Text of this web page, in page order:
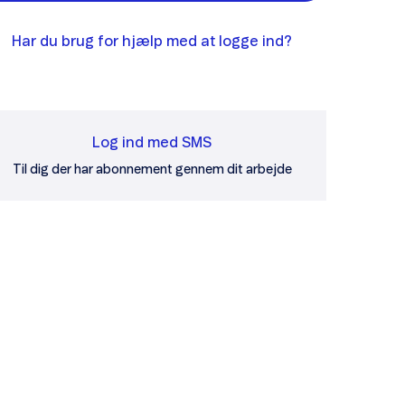
Har du brug for hjælp med at logge ind?
Log ind med SMS
Til dig der har abonnement gennem dit arbejde